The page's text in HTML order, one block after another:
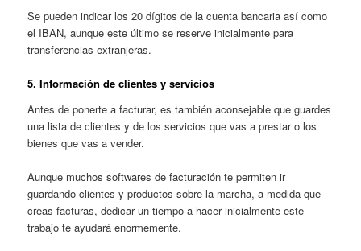
Se pueden indicar los 20 dígitos de la cuenta bancaria así como
el IBAN, aunque este último se reserve inicialmente para
transferencias extranjeras.
5. Información de clientes y servicios
Antes de ponerte a facturar, es también aconsejable que guardes
una lista de clientes y de los servicios que vas a prestar o los
bienes que vas a vender.
Aunque muchos softwares de facturación te permiten ir
guardando clientes y productos sobre la marcha, a medida que
creas facturas, dedicar un tiempo a hacer inicialmente este
trabajo te ayudará enormemente.